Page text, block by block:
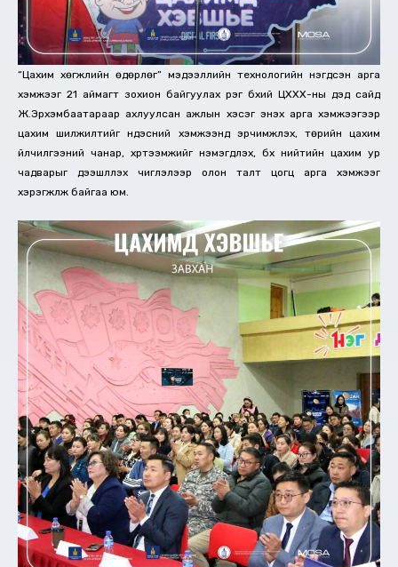
“Цахим хөгжлийн өдөрлөг” мэдээллийн технологийн нэгдсэн арга
хэмжээг 21 аймагт зохион байгуулах үүрэг бүхий ЦХХХ-ны дэд сайд
Ж.Эрхэмбаатараар ахлуулсан ажлын хэсэг энэхүү арга хэмжээгээр
цахим шилжилтийг үндэсний хэмжээнд эрчимжүүлэх, төрийн цахим
үйлчилгээний чанар, хүртээмжийг нэмэгдүүлэх, бүх нийтийн цахим ур
чадварыг дээшлүүлэх чиглэлээр олон талт цогц арга хэмжээг
хэрэгжүүлж байгаа юм.